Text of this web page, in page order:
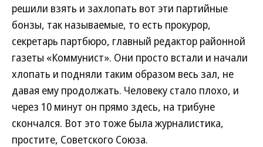
решили взять и захлопать вот эти партийные
бонзы, так называемые, то есть прокурор,
секретарь партбюро, главный редактор районной
газеты «Коммунист». Они просто встали и начали
хлопать и подняли таким образом весь зал, не
давая ему продолжать. Человеку стало плохо, и
через 10 минут он прямо здесь, на трибуне
скончался. Вот это тоже была журналистика,
простите, Советского Союза.